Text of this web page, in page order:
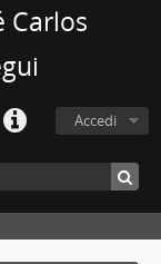
Carlos
Accedi